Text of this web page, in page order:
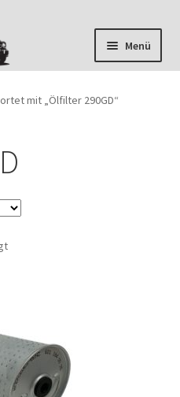
Menü
mit „Ölfilter 290GD“